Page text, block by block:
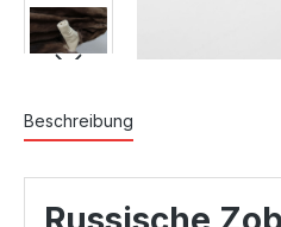
Beschreibung